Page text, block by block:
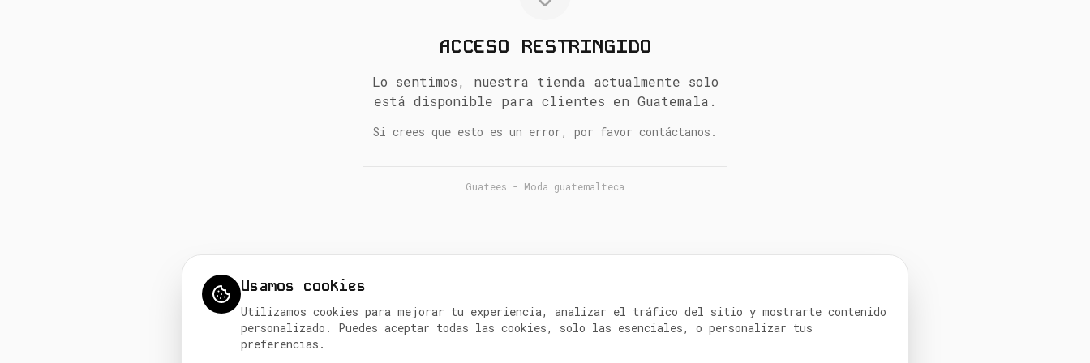
ACCESO RESTRINGIDO
Lo sentimos, nuestra tienda actualmente solo
está disponible para clientes en Guatemala.
Si crees que esto es un error, por favor contáctanos.
Guatees - Moda guatemalteca
Usamos cookies
Utilizamos cookies para mejorar tu experiencia, analizar el tráfico del sitio y mostrarte contenido
personalizado. Puedes aceptar todas las cookies, solo las esenciales, o personalizar tus
preferencias.